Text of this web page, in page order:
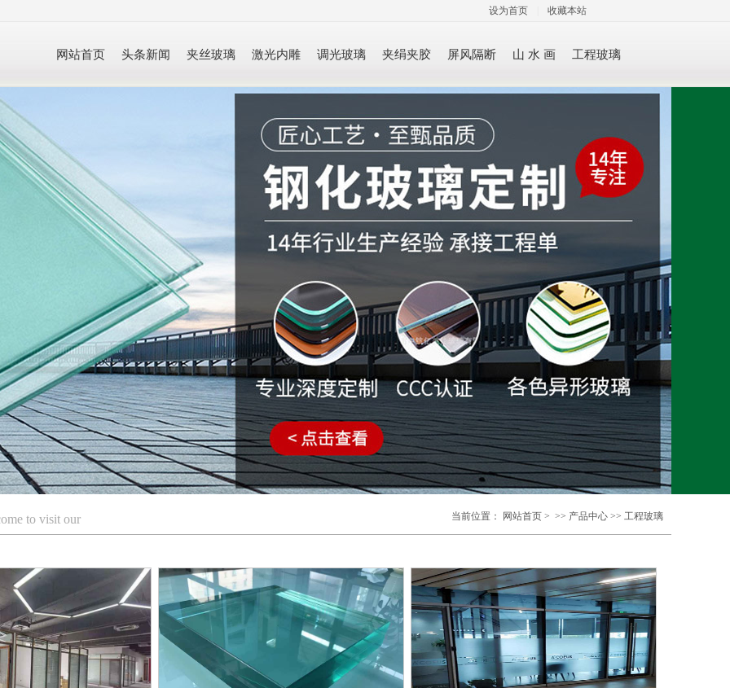
设为首页 收藏本站
网站首页 头条新闻 夹丝玻璃 激光内雕 调光玻璃 夹绢夹胶 屏风隔断 山 水 画 工程玻璃
当前位置： 网站首页 > >> 产品中心 >> 工程玻璃
to visit our